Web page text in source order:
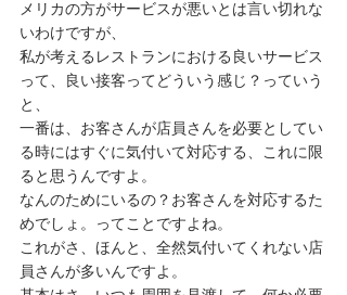
メリカの方がサービスが悪いとは言い切れな
いわけですが、
私が考えるレストランにおける良いサービス
って、良い接客ってどういう感じ？っていう
と、
一番は、お客さんが店員さんを必要としてい
る時にはすぐに気付いて対応する、これに限
ると思うんですよ。
なんのためにいるの？お客さんを対応するた
めでしょ。ってことですよね。
これがさ、ほんと、全然気付いてくれない店
員さんが多いんですよ。